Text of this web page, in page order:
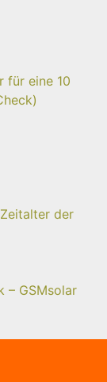
für eine 10
der
– GSMsolar